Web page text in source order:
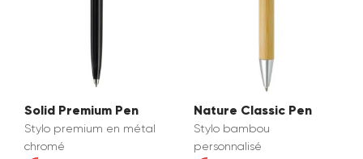
Solid Premium Pen
Stylo premium en métal
chromé
Nature Classic Pen
Stylo bambou
personnalisé